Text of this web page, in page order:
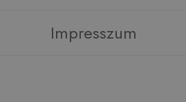
Impresszum